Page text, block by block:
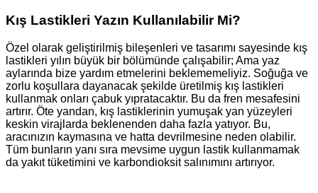
Kış Lastikleri Yazın Kullanılabilir Mi?
Özel olarak geliştirilmiş bileşenleri ve tasarımı sayesinde kış
lastikleri yılın büyük bir bölümünde çalışabilir; Ama yaz
aylarında bize yardım etmelerini beklememeliyiz. Soğuğa ve
zorlu koşullara dayanacak şekilde üretilmiş kış lastikleri
kullanmak onları çabuk yıpratacaktır. Bu da fren mesafesini
artırır. Öte yandan, kış lastiklerinin yumuşak yan yüzeyleri
keskin virajlarda beklenenden daha fazla yatıyor. Bu,
aracınızın kaymasına ve hatta devrilmesine neden olabilir.
Tüm bunların yanı sıra mevsime uygun lastik kullanmamak
da yakıt tüketimini ve karbondioksit salınımını artırıyor.